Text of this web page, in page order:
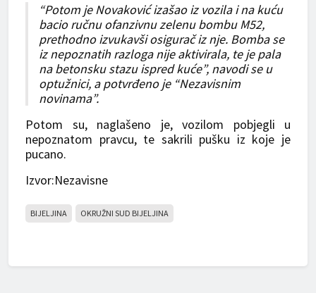
“Potom je Novaković izašao iz vozila i na kuću
bacio ručnu ofanzivnu zelenu bombu M52,
prethodno izvukavši osigurač iz nje. Bomba se
iz nepoznatih razloga nije aktivirala, te je pala
na betonsku stazu ispred kuće”, navodi se u
optužnici, a potvrđeno je “Nezavisnim
novinama”.
Potom su, naglašeno je, vozilom pobjegli u
nepoznatom pravcu, te sakrili pušku iz koje je
pucano.
Izvor:Nezavisne
BIJELJINA OKRUŽNI SUD BIJELJINA